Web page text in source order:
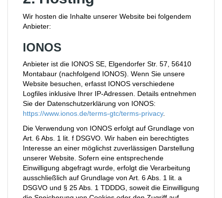
Wir hosten die Inhalte unserer Website bei folgendem
Anbieter:
IONOS
Anbieter ist die IONOS SE, Elgendorfer Str. 57, 56410
Montabaur (nachfolgend IONOS). Wenn Sie unsere
Website besuchen, erfasst IONOS verschiedene
Logfiles inklusive Ihrer IP-Adressen. Details entnehmen
Sie der Datenschutzerklärung von IONOS:
https://www.ionos.de/terms-gtc/terms-privacy.
Die Verwendung von IONOS erfolgt auf Grundlage von
Art. 6 Abs. 1 lit. f DSGVO. Wir haben ein berechtigtes
Interesse an einer möglichst zuverlässigen Darstellung
unserer Website. Sofern eine entsprechende
Einwilligung abgefragt wurde, erfolgt die Verarbeitung
ausschließlich auf Grundlage von Art. 6 Abs. 1 lit. a
DSGVO und § 25 Abs. 1 TDDDG, soweit die Einwilligung